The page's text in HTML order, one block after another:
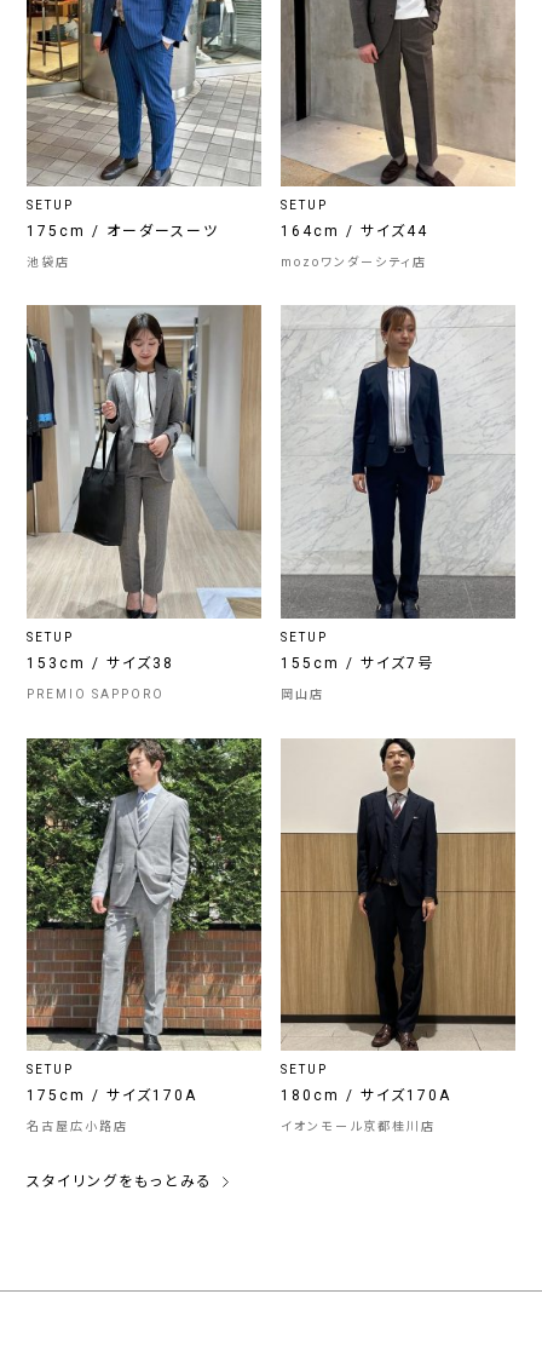
SETUP
175cm / オーダースーツ
池袋店
SETUP
164cm / サイズ44
mozoワンダーシティ店
SETUP
153cm / サイズ38
PREMIO SAPPORO
SETUP
155cm / サイズ7号
岡山店
SETUP
175cm / サイズ170A
名古屋広小路店
SETUP
180cm / サイズ170A
イオンモール京都桂川店
スタイリングをもっとみる